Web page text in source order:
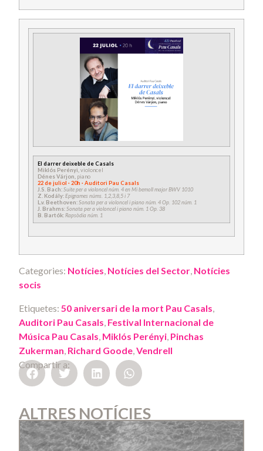
El darrer deixeble de Casals
Miklós Perényi, violoncel
Dénes Várjon, piano
22 de juliol · 20h · Auditori Pau Casals
J.S. Bach: Suite per a violoncel núm. 4 en Mi bemoll major BWV 1010
Z. Kodály:Epigrames núms. 1,2,3,8,5 i 7
L.v. Beethoven: Sonata per a violoncel i piano núm. 4 Op. 102 núm. 1
J. Brahms: Sonata per a violoncel i piano núm. 1 Op. 38
B. Bartók:Rapsòdia núm. 1
Categories: Notícies, Notícies del Sector, Notícies
socis
Etiquetes: 50 aniversari de la mort Pau Casals,
Auditori Pau Casals, Festival Internacional de
Música Pau Casals, Miklós Perényi, Pinchas
Zukerman, Richard Goode,Vendrell
Compartir a:
ALTRES NOTÍCIES